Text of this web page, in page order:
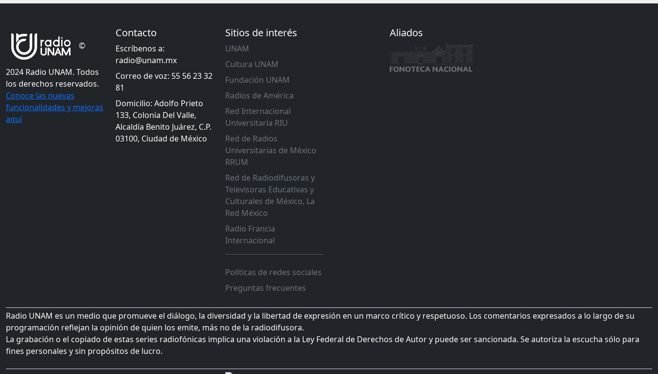
©
2024 Radio UNAM. Todos
los derechos reservados.
Conoce las nuevas
funcionalidades y mejoras
aquí
Contacto
Escríbenos a:
radio@unam.mx
Correo de voz: 55 56 23 32
81
Domicilio: Adolfo Prieto
133, Colonia Del Valle,
Alcaldía Benito Juárez, C.P.
03100, Ciudad de México
Sitios de interés
UNAM
Cultura UNAM
Fundación UNAM
Radios de América
Red Internacional
Universitaria RIU
Red de Radios
Universitarias de México
RRUM
Red de Radiodifusoras y
Televisoras Educativas y
Culturales de México, La
Red México
Radio Francia
Internacional
Políticas de redes sociales
Preguntas frecuentes
Aliados
Radio UNAM es un medio que promueve el diálogo, la diversidad y la libertad de expresión en un marco crítico y respetuoso. Los comentarios expresados a lo largo de su
programación reflejan la opinión de quien los emite, más no de la radiodifusora.
La grabación o el copiado de estas series radiofónicas implica una violación a la Ley Federal de Derechos de Autor y puede ser sancionada. Se autoriza la escucha sólo para
fines personales y sin propósitos de lucro.